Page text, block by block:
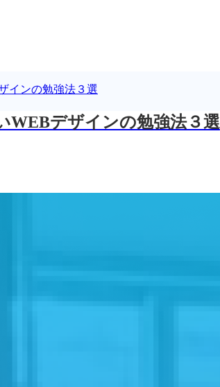
WEBデザインの勉強法３選